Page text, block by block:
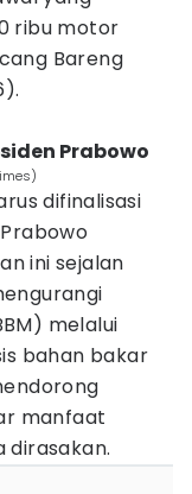
ribu motor
Bareng
Prabowo
difinalisasi
ini sejalan
melalui
bahan bakar
manfaat
dirasakan.